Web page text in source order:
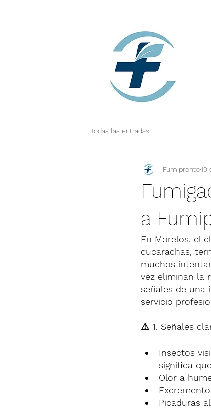
Todas las entradas
a
Fumipronto19
En Morelos, el
cucarachas,
muchos
vez eliminan la
señales de una
servicio
⚠️ 1. Señales
Insectos
significa
Olor a
Picaduras